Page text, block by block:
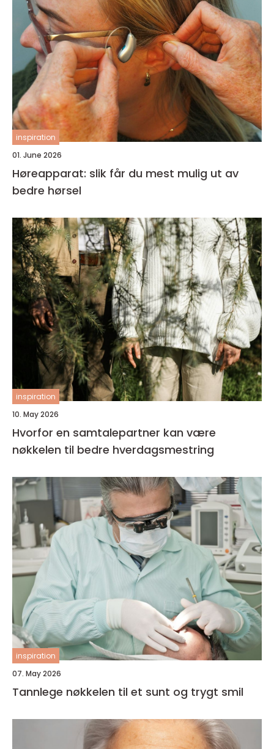
inspiration
01. June 2026
Høreapparat: slik får du mest mulig ut av
bedre hørsel
inspiration
10. May 2026
Hvorfor en samtalepartner kan være
nøkkelen til bedre hverdagsmestring
inspiration
07. May 2026
Tannlege nøkkelen til et sunt og trygt smil